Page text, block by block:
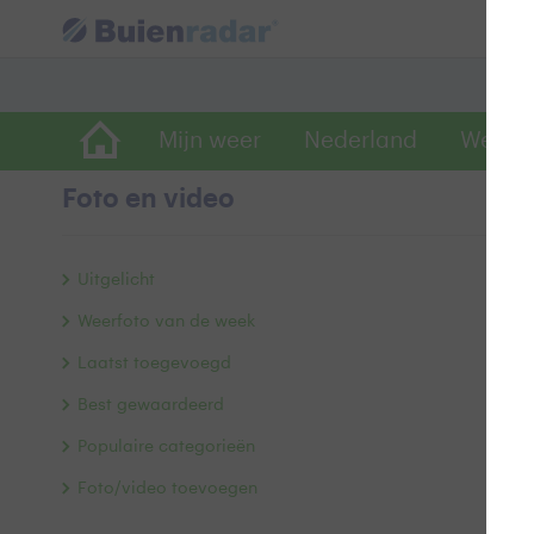
Mijn weer Nederland
Foto en video
Uitgelicht
Weerfoto van de week
Laatst toegevoegd
Best gewaardeerd
Populaire categorieën
Foto/video toevoegen